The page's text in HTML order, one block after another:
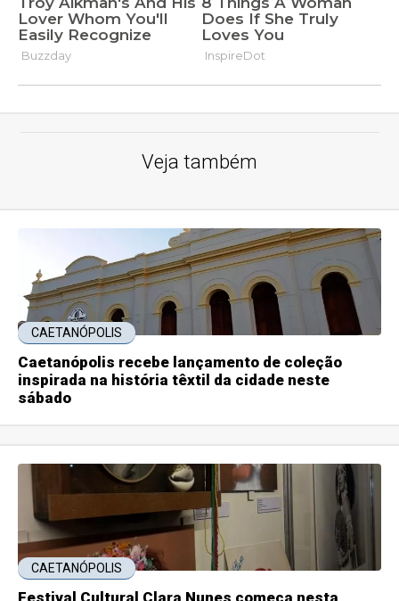
Veja também
CAETANÓPOLIS
Caetanópolis recebe lançamento de coleção
inspirada na história têxtil da cidade neste
sábado
CAETANÓPOLIS